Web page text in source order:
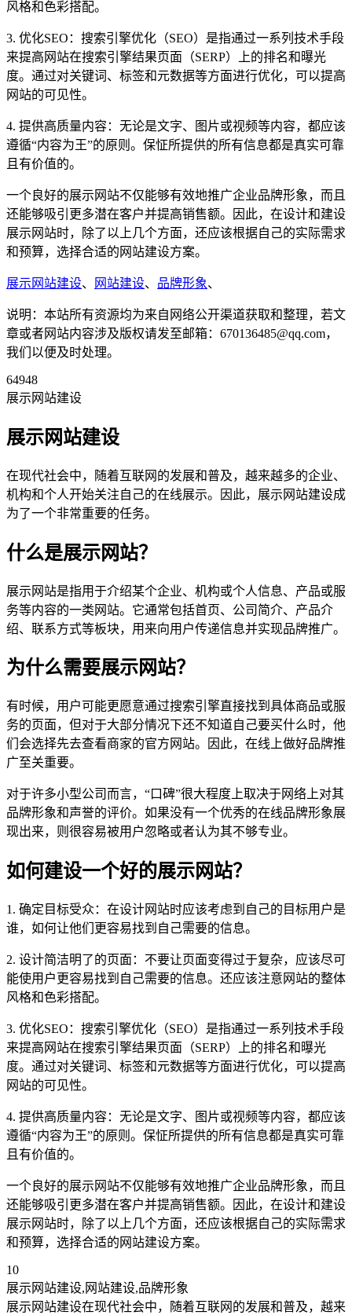
风格和色彩搭配。
3. 优化SEO：搜索引擎优化（SEO）是指通过一系列技术手段
来提高网站在搜索引擎结果页面（SERP）上的排名和曝光
度。通过对关键词、标签和元数据等方面进行优化，可以提高
网站的可见性。
4. 提供高质量内容：无论是文字、图片或视频等内容，都应该
遵循“内容为王”的原则。保怔所提供的所有信息都是真实可靠
且有价值的。
一个良好的展示网站不仅能够有效地推广企业品牌形象，而且
还能够吸引更多潜在客户并提高销售额。因此，在设计和建设
展示网站时，除了以上几个方面，还应该根据自己的实际需求
和预算，选择合适的网站建设方案。
展示网站建设、 网站建设、 品牌形象、
说明：本站所有资源均为来自网络公开渠道获取和整理，若文
章或者网站内容涉及版权请发至邮箱：670136485@qq.com，
我们以便及时处理。
64948
展示网站建设
展示网站建设
在现代社会中，随着互联网的发展和普及，越来越多的企业、
机构和个人开始关注自己的在线展示。因此，展示网站建设成
为了一个非常重要的任务。
什么是展示网站？
展示网站是指用于介绍某个企业、机构或个人信息、产品或服
务等内容的一类网站。它通常包括首页、公司简介、产品介
绍、联系方式等板块，用来向用户传递信息并实现品牌推广。
为什么需要展示网站？
有时候，用户可能更愿意通过搜索引擎直接找到具体商品或服
务的页面，但对于大部分情况下还不知道自己要买什么时，他
们会选择先去查看商家的官方网站。因此，在线上做好品牌推
广至关重要。
对于许多小型公司而言，“口碑”很大程度上取决于网络上对其
品牌形象和声誉的评价。如果没有一个优秀的在线品牌形象展
现出来，则很容易被用户忽略或者认为其不够专业。
如何建设一个好的展示网站？
1. 确定目标受众：在设计网站时应该考虑到自己的目标用户是
谁，如何让他们更容易找到自己需要的信息。
2. 设计简洁明了的页面：不要让页面变得过于复杂，应该尽可
能使用户更容易找到自己需要的信息。还应该注意网站的整体
风格和色彩搭配。
3. 优化SEO：搜索引擎优化（SEO）是指通过一系列技术手段
来提高网站在搜索引擎结果页面（SERP）上的排名和曝光
度。通过对关键词、标签和元数据等方面进行优化，可以提高
网站的可见性。
4. 提供高质量内容：无论是文字、图片或视频等内容，都应该
遵循“内容为王”的原则。保怔所提供的所有信息都是真实可靠
且有价值的。
一个良好的展示网站不仅能够有效地推广企业品牌形象，而且
还能够吸引更多潜在客户并提高销售额。因此，在设计和建设
展示网站时，除了以上几个方面，还应该根据自己的实际需求
和预算，选择合适的网站建设方案。
10
展示网站建设,网站建设,品牌形象
展示网站建设在现代社会中，随着互联网的发展和普及，越来